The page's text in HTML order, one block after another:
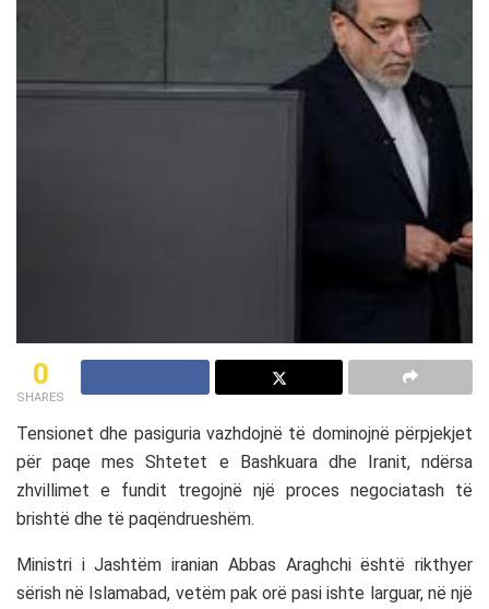
0
SHARES
Tensionet dhe pasiguria vazhdojnë të dominojnë përpjekjet
për paqe mesShtetet e Bashkuaradhe Iranit, ndërsa
zhvillimet e fundit tregojnë një proces negociatash të
brishtë dhe të paqëndrueshëm.
Ministri i Jashtëm iranian Abbas Araghchiështë rikthyer
sërish në Islamabad, vetëm pak orë pasi ishte larguar, në një